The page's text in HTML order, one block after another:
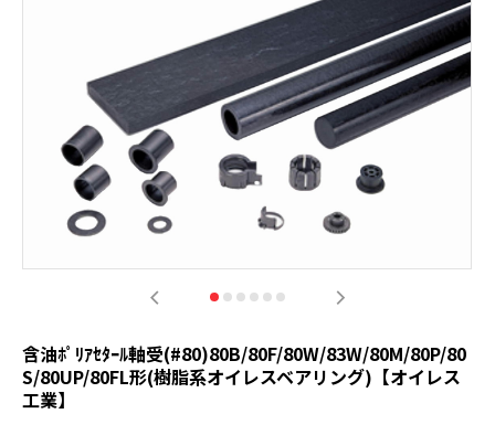
含油ﾎﾟﾘｱｾﾀｰﾙ軸受(#80)80B/80F/80W/83W/80M/80P/80
S/80UP/80FL形(樹脂系オイレスベアリング)【オイレス
工業】